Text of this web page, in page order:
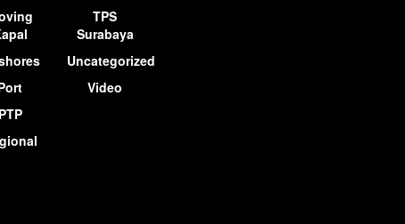
PTP
TPS
Surabaya
Uncategorized
Video